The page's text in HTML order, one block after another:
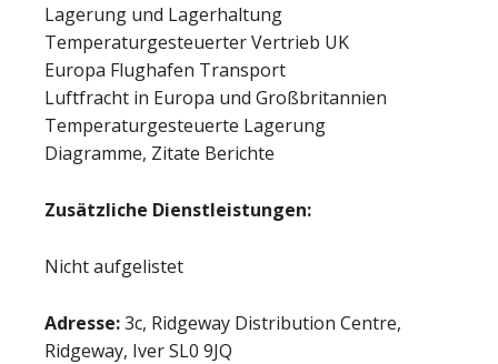
Lagerung und Lagerhaltung
Temperaturgesteuerter Vertrieb UK
Europa Flughafen Transport
Luftfracht in Europa und Großbritannien
Temperaturgesteuerte Lagerung
Diagramme, Zitate Berichte
Zusätzliche Dienstleistungen:
Nicht aufgelistet
Adresse:3c, Ridgeway Distribution Centre,
Ridgeway, Iver SL0 9JQ